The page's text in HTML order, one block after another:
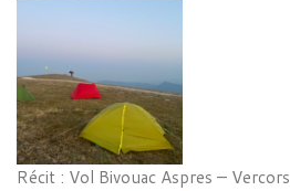
Récit : Vol Bivouac Aspres – Vercors